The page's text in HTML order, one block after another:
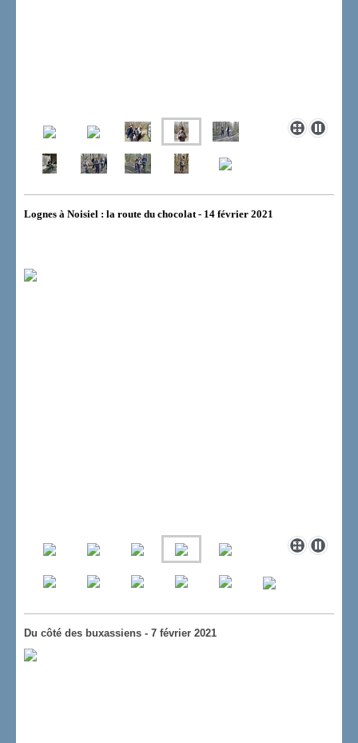
Lognes à Noisiel : la route du chocolat - 14 février 2021
Du côté des buxassiens - 7 février 2021